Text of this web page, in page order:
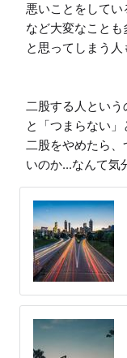
悪いことをしてい
など大変なことも
と思ってしまう人
二股する人とい
と「つまらない」
二股をやめたら
いのか...なんて気